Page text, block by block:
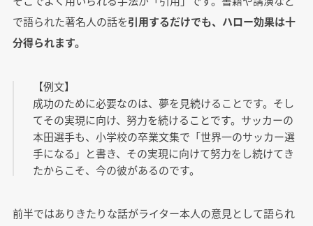
で語られた著名人の話を引用するだけでも、ハロー効果は十
分得られます。
【例文】
成功のために必要なのは、夢を見続けることです。そし
てその実現に向け、努力を続けることです。サッカーの
本田選手も、小学校の卒業文集で「世界一のサッカー選
手になる」と書き、その実現に向けて努力をし続けてき
たからこそ、今の彼があるのです。
前半ではありきたりな話がライター本人の意見として語られ